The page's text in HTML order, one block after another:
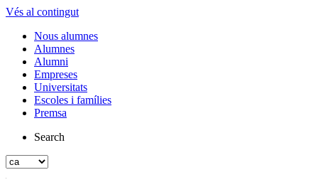
Vés al contingut
Nous alumnes
Alumnes
Alumni
Empreses
Universitats
Escoles i famílies
Premsa
Search